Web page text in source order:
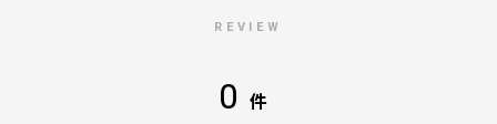
REVIEW
0 件